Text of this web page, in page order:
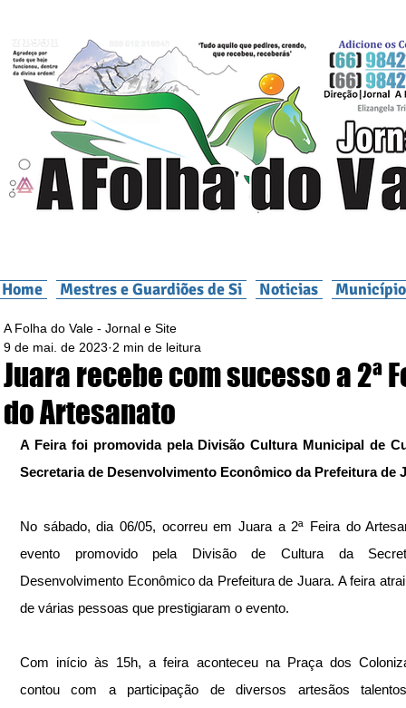
Home Mestres e Guardiões de Si Noticias
Juara recebe com sucesso a 2ª
do Artesanato
A Folha do Vale - Jornal e Site
9 de mai. de 2023 2 min de leitura
A Feira foi promovida pela Divisão Cultura Municipal de
Secretaria de Desenvolvimento Econômico da Prefeitura de
No sábado, dia 06/05, ocorreu em Juara a 2ª Feira do
evento promovido pela Divisão de Cultura da
Desenvolvimento Econômico da Prefeitura de Juara. A feira
de várias pessoas que prestigiaram o evento.
Com início às 15h, a feira aconteceu na Praça dos
contou com a participação de diversos artesãos